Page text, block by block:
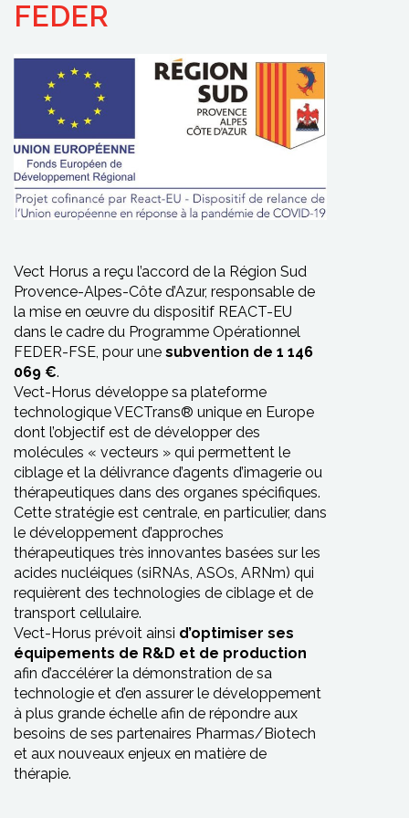
FEDER
Vect Horus a reçu l’accord de la Région Sud
Provence-Alpes-Côte d’Azur, responsable de
la mise en œuvre du dispositif REACT-EU
dans le cadre du Programme Opérationnel
FEDER-FSE, pour une subvention de 1 146
069 €.
Vect-Horus développe sa plateforme
technologique VECTrans® unique en Europe
dont l’objectif est de développer des
molécules « vecteurs » qui permettent le
ciblage et la délivrance d’agents d’imagerie ou
thérapeutiques dans des organes spécifiques.
Cette stratégie est centrale, en particulier, dans
le développement d’approches
thérapeutiques très innovantes basées sur les
acides nucléiques (siRNAs, ASOs, ARNm) qui
requièrent des technologies de ciblage et de
transport cellulaire.
Vect-Horus prévoit ainsi d’optimiser ses
équipements de R&D et de production
afin d’accélérer la démonstration de sa
technologie et d’en assurer le développement
à plus grande échelle afin de répondre aux
besoins de ses partenaires Pharmas/Biotech
et aux nouveaux enjeux en matière de
thérapie.